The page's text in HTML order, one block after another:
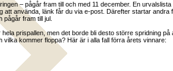
– pågår fram till och med 11 december. En
att använda, länk får du via e-post. Därefter startar andra
pågår fram till jul.
hela prispallen, men det borde bli desto större spridning på
vilka kommer floppa? Här är i alla fall förra årets vinnare: